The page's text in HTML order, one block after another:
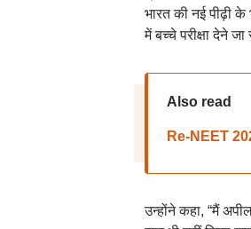
भारत की नई पीढ़ी
में बच्चे परीक्षा देने जा
Also read
Re-NEET
उन्होंने कहा, “मैं